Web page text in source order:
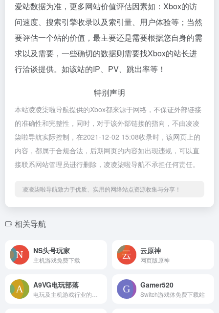
爱站数据为准，更多网站价值评估因素如：Xbox的访
问速度、搜索引擎收录以及索引量、用户体验等；当然
要评估一个站的价值，最主要还是需要根据您自身的需
求以及需要，一些确切的数据则需要找Xbox的站长进
行洽谈提供。如该站的IP、PV、跳出率等！
特别声明
本站凌凌柒啦导航提供的Xbox都来源于网络，不保证外部链接
的准确性和完整性，同时，对于该外部链接的指向，不由凌凌
柒啦导航实际控制，在2021-12-02 15:08收录时，该网页上的
内容，都属于合规合法，后期网页的内容如出现违规，可以直
接联系网站管理员进行删除，凌凌柒啦导航不承担任何责任。
凌凌柒啦导航致力于优质、实用的网络站点资源收集与分享！
相关导航
NS头号玩家
主机游戏免费下载
云原神
网页版原神
A9VG电玩部落 Gamer520
Switch游戏体免费下载站